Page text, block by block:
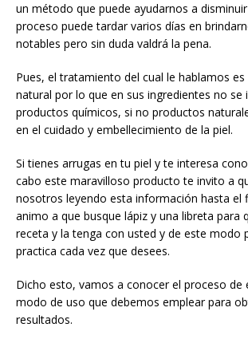
un método que puede ayudarnos a
proceso puede tardar varios días en
notables pero sin duda valdrá la pena.
Pues, el tratamiento del cual le hablamos
natural por lo que en sus ingredientes no se
productos químicos, si no productos
en el cuidado y embellecimiento de la piel.
Si tienes arrugas en tu piel y te interesa
cabo este maravilloso producto te invito a
nosotros leyendo esta información hasta el
animo a que busque lápiz y una libreta para
receta y la tenga con usted y de este modo
practica cada vez que desees.
Dicho esto, vamos a conocer el proceso de
modo de uso que debemos emplear para
resultados.